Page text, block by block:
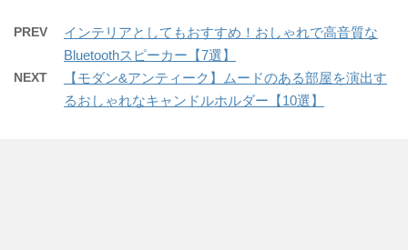
PREV
インテリアとしてもおすすめ！おしゃれで高音質な
Bluetoothスピーカー【7選】
NEXT
【モダン&アンティーク】ムードのある部屋を演出す
るおしゃれなキャンドルホルダー【10選】